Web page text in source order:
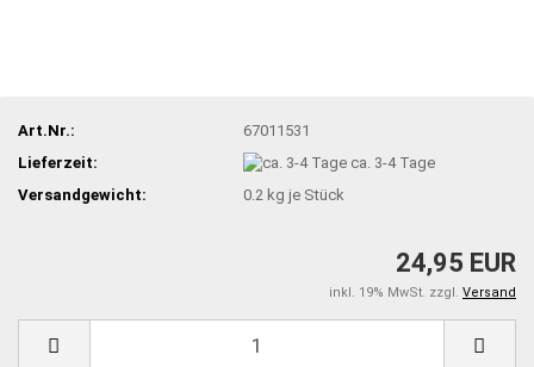
Art.Nr.:
67011531
Lieferzeit:
ca. 3-4 Tage
Versandgewicht:
0.2 kg je Stück
24,95 EUR
inkl. 19% MwSt. zzgl. Versand